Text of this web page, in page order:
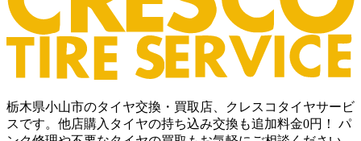
栃木県小山市のタイヤ交換・買取店、クレスコタイヤサービ
スです。他店購入タイヤの持ち込み交換も追加料金0円！ パ